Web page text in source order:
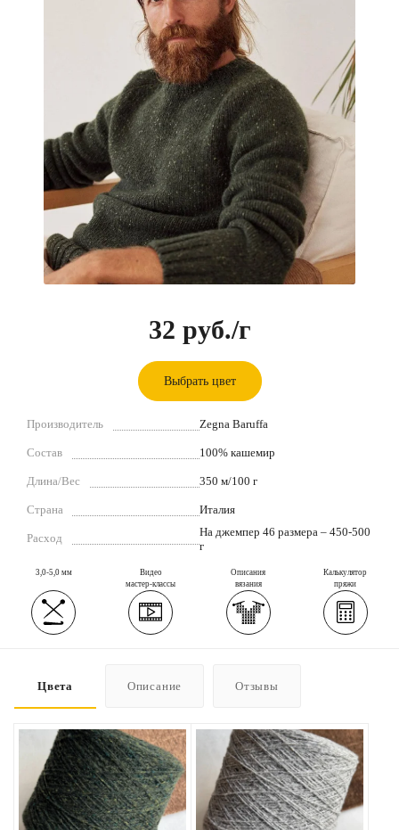
32 руб./г
Выбрать цвет
Производитель Zegna Baruffa
Состав 100% кашемир
Длина/Вес 350 м/100 г
Страна Италия
Расход
На джемпер 46 размера – 450-500
г
3,0-5,0 мм
Видео
мастер-классы
Описания
вязания
Калькулятор
пряжи
Цвета Описание Отзывы